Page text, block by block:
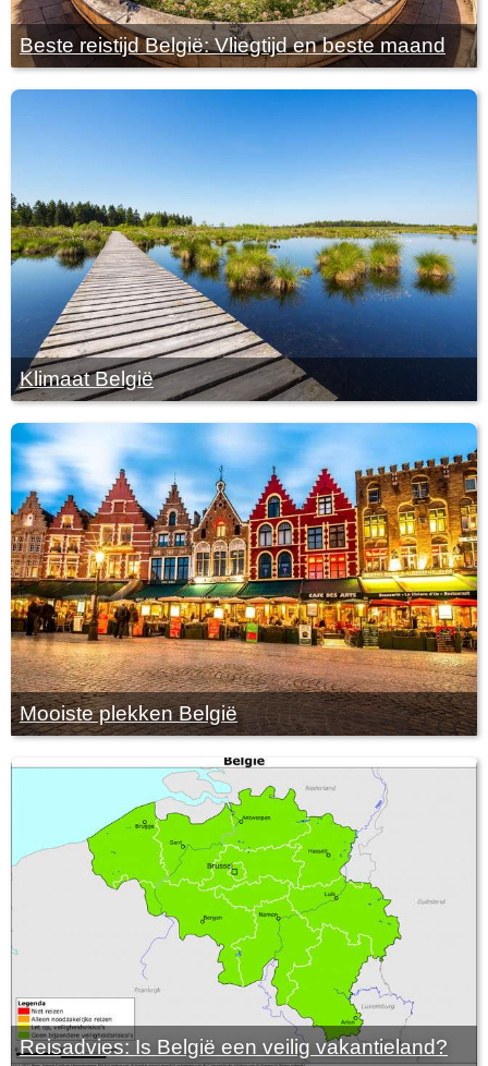
Beste reistijd België: Vliegtijd en beste maand
Klimaat België
Mooiste plekken België
Reisadvies: Is België een veilig vakantieland?